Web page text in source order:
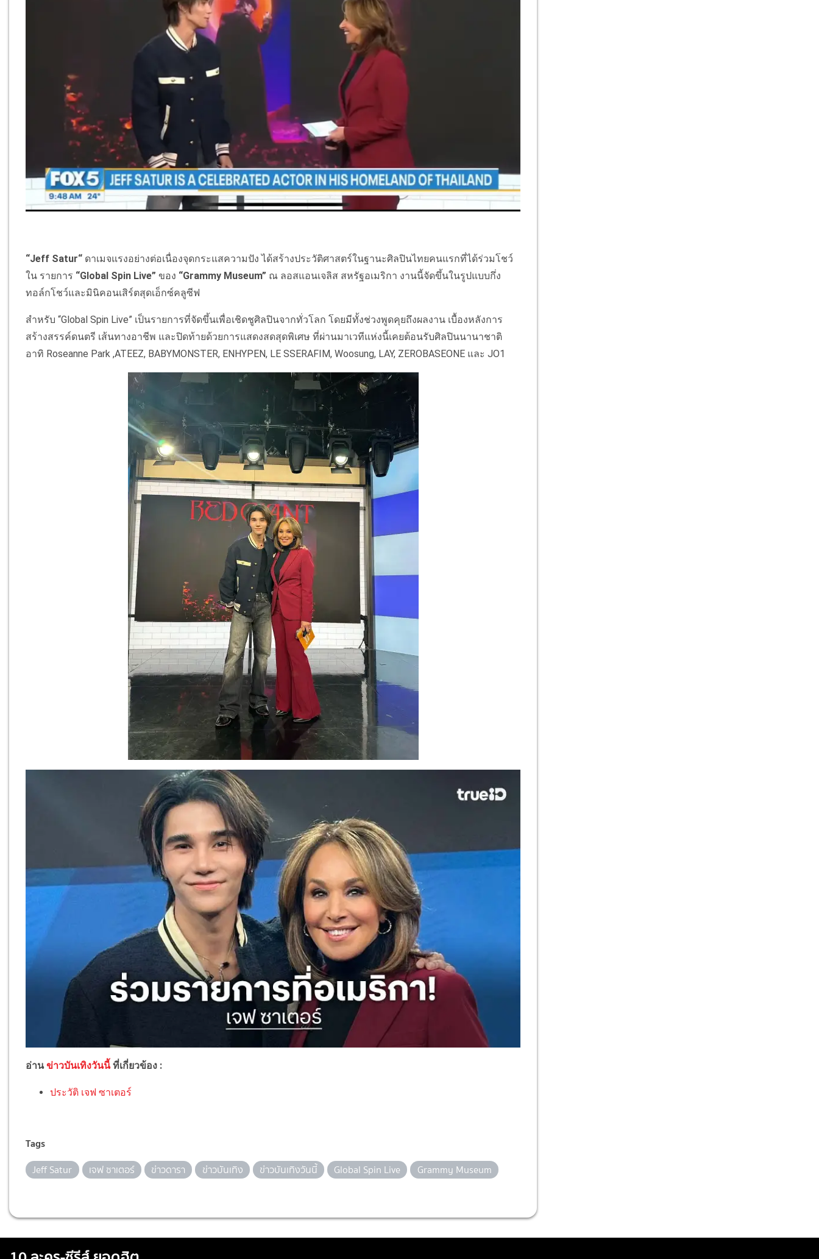
“Jeff Satur“ ดาเมจแรงอย่างต่อเนื่องจุดกระแสความปัง ได้สร้างประวัติศาสตร์ในฐานะศิลปินไทยคนแรกที่ได้ร่วมโชว์
ใน รายการ “Global Spin Live”ของ “Grammy Museum” ณ ลอสแอนเจลิส สหรัฐอเมริกา งานนี้จัดขึ้นในรูปแบบกึ่ง
ทอล์กโชว์และมินิคอนเสิร์ตสุดเอ็กซ์คลูซีฟ
สำหรับ “Global Spin Live” เป็นรายการที่จัดขึ้นเพื่อเชิดชูศิลปินจากทั่วโลก โดยมีทั้งช่วงพูดคุยถึงผลงาน เบื้องหลังการ
สร้างสรรค์ดนตรี เส้นทางอาชีพ และปิดท้ายด้วยการแสดงสดสุดพิเศษ ที่ผ่านมาเวทีแห่งนี้เคยต้อนรับศิลปินนานาชาติ
อาทิ Roseanne Park ,ATEEZ, BABYMONSTER, ENHYPEN, LE SSERAFIM, Woosung, LAY, ZEROBASEONE และ JO1
อ่านข่าวบันเทิงวันนี้ ที่เกี่ยวข้อง :
ประวัติ เจฟ ซาเตอร์
Tags
Jeff Satur เจฟ ซาเตอร์ ข่าวดารา ข่าวบันเทิง ข่าวบันเทิงวันนี้ Global Spin Live Grammy Museum